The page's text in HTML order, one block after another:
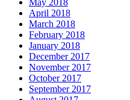
May 2018
April 2018
March 2018
February 2018
January 2018
December 2017
November 2017
October 2017
September 2017